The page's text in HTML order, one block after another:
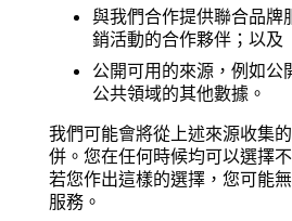
與我們合作提供聯合品牌
銷活動的合作夥伴；以及
公開可用的來源，例如公
公共領域的其他數據。
我們可能會將從上述來源收集
併。您在任何時候均可以選擇
若您作出這樣的選擇，您可能
服務。